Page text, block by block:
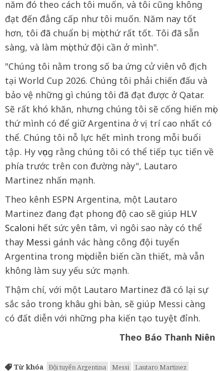
năm đó theo cách tôi muốn, và tôi cũng không
đạt đến đẳng cấp như tôi muốn. Năm nay tốt
hơn, tôi đã chuẩn bị mọi thứ rất tốt. Tôi đã sẵn
sàng, và làm mọi thứ đội cần ở mình".
"Chúng tôi nằm trong số ba ứng cử viên vô địch
tại World Cup 2026. Chúng tôi phải chiến đấu và
bảo vệ những gì chúng tôi đã đạt được ở Qatar.
Sẽ rất khó khăn, nhưng chúng tôi sẽ cống hiến mọi
thứ mình có để giữ Argentina ở vị trí cao nhất có
thể. Chúng tôi nỗ lực hết mình trong mỗi buổi
tập. Hy vọng rằng chúng tôi có thể tiếp tục tiến về
phía trước trên con đường này", Lautaro
Martinez nhấn mạnh.
Theo kênh ESPN Argentina, một Lautaro
Martinez đang đạt phong độ cao sẽ giúp HLV
Scaloni hết sức yên tâm, vì ngôi sao này có thể
thay Messi gánh vác hàng công đội tuyển
Argentina trong mọi diễn biến cần thiết, mà vẫn
không làm suy yếu sức mạnh.
Thậm chí, với một Lautaro Martinez đã có lại sự
sắc sảo trong khâu ghi bàn, sẽ giúp Messi càng
có đất diễn với những pha kiến tạo tuyệt đỉnh.
Theo Báo Thanh Niên
Từ khóa Đội tuyển Argentina Messi
Lautaro Martinez